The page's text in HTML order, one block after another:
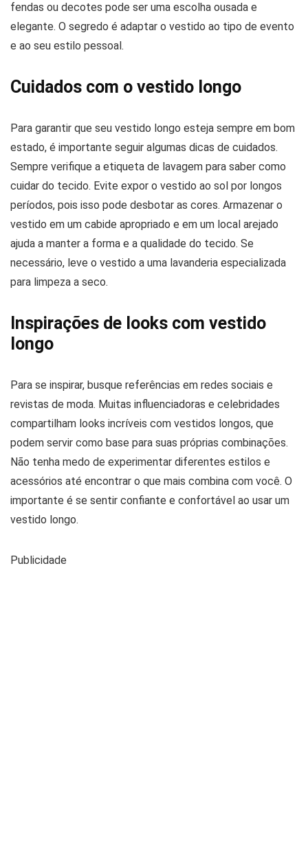
fendas ou decotes pode ser uma escolha ousada e
elegante. O segredo é adaptar o vestido ao tipo de evento
e ao seu estilo pessoal.
Cuidados com o vestido longo
Para garantir que seu vestido longo esteja sempre em bom
estado, é importante seguir algumas dicas de cuidados.
Sempre verifique a etiqueta de lavagem para saber como
cuidar do tecido. Evite expor o vestido ao sol por longos
períodos, pois isso pode desbotar as cores. Armazenar o
vestido em um cabide apropriado e em um local arejado
ajuda a manter a forma e a qualidade do tecido. Se
necessário, leve o vestido a uma lavanderia especializada
para limpeza a seco.
Inspirações de looks com vestido
longo
Para se inspirar, busque referências em redes sociais e
revistas de moda. Muitas influenciadoras e celebridades
compartilham looks incríveis com vestidos longos, que
podem servir como base para suas próprias combinações.
Não tenha medo de experimentar diferentes estilos e
acessórios até encontrar o que mais combina com você. O
importante é se sentir confiante e confortável ao usar um
vestido longo.
Publicidade